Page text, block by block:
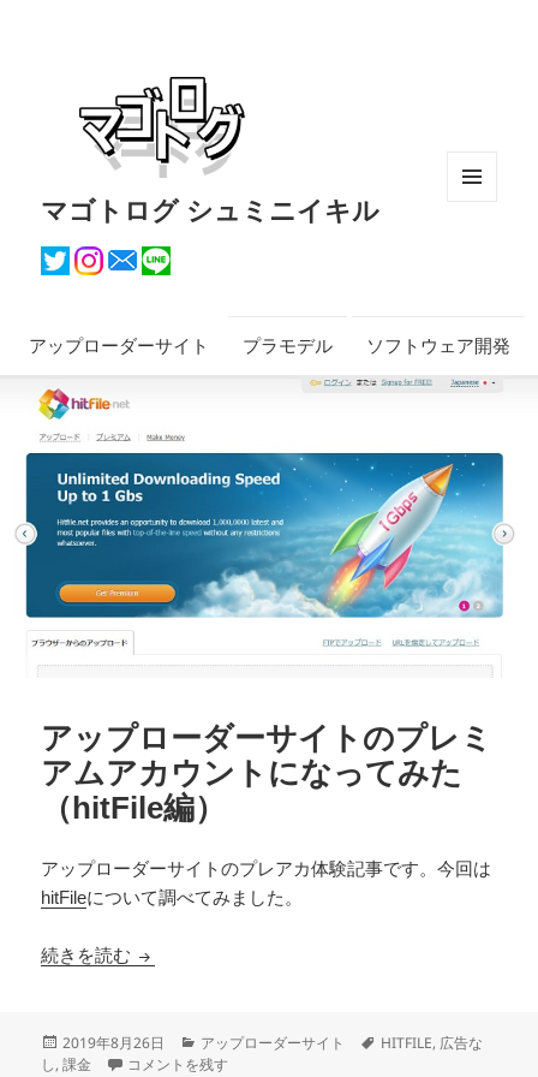
マゴトログ シュミニイキル
アップローダーサイト プラモデル ソフトウェア開発
アップローダーサイトのプレミ
アムアカウントになってみた
（hitFile編）
アップローダーサイトのプレアカ体験記事です。今回は
hitFileについて調べてみました。
続きを読む アップローダーサイトのプレミアムアカウント
投
稿
2019年8月26日
カ
テ
アップローダーサイト
タ
HITFILE, 広告な
し,課金 アップローダーサイトのプレミアムアカウントになってみた（
コメントを残す